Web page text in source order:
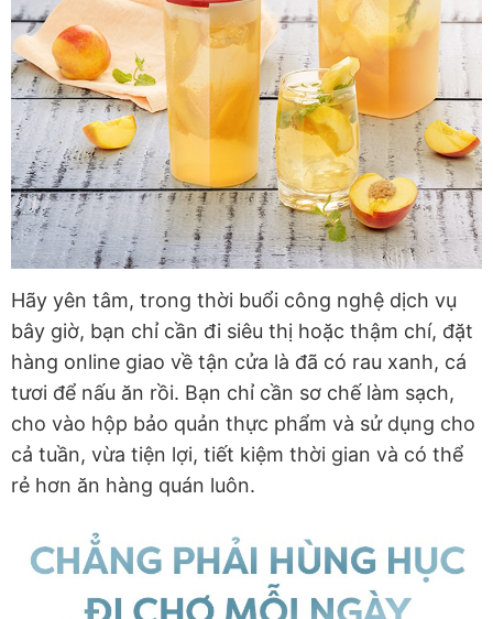
Hãy yên tâm, trong thời buổi công nghệ dịch vụ
bây giờ, bạn chỉ cần đi siêu thị hoặc thậm chí, đặt
hàng online giao về tận cửa là đã có rau xanh, cá
tươi để nấu ăn rồi. Bạn chỉ cần sơ chế làm sạch,
cho vào hộp bảo quản thực phẩm và sử dụng cho
cả tuần, vừa tiện lợi, tiết kiệm thời gian và có thể
rẻ hơn ăn hàng quán luôn.